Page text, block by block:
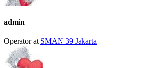
admin
Operatorat SMAN 39 Jakarta